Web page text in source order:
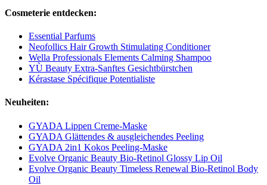
Cosmeterie entdecken:
Essential Parfums
Neofollics Hair Growth Stimulating Conditioner
Wella Professionals Elements Calming Shampoo
YÙ Beauty Extra-Sanftes Gesichtbürstchen
Kérastase Spécifique Potentialiste
Neuheiten:
GYADA Lippen Creme-Maske
GYADA Glättendes & ausgleichendes Peeling
GYADA 2in1 Kokos Peeling-Maske
Evolve Organic Beauty Bio-Retinol Glossy Lip Oil
Evolve Organic Beauty Timeless Renewal Bio-Retinol Body
Oil